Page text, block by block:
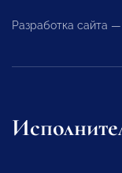
Разработка сайта —